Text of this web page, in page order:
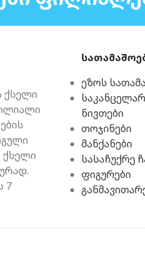
ქსელი
ქსელი
7
ეზოს
ნივთები
თოჯინები
მანქანები
სასაჩუქრე
ფიგურები